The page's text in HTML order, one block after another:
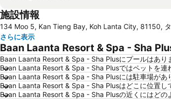
施設情報
134 Moo 5, Kan Tieng Bay, Koh Lanta City, 81150,
さらに表示
Baan Laanta Resort & Spa - Sha
Baan Laanta Resort & Spa - Sha Plusにプールはあり
Baan Laanta Resort & Spa - Sha Plusではペットを連
Baan Laanta Resort & Spa - Sha Plusには駐車場があ
Baan Laanta Resort & Spa - Sha Plusはどこに位置し
Baan Laanta Resort & Spa - Sha Plusの近くにはどの